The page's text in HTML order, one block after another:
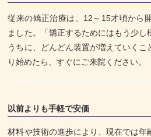
従来の矯正治療は、12～15才頃から
ました。「矯正するためにはもう少
うちに、どんどん装置が増えていく
り始めたら、すぐにご来院ください。
以前よりも手軽で安価
材料や技術の進歩により、現在では年